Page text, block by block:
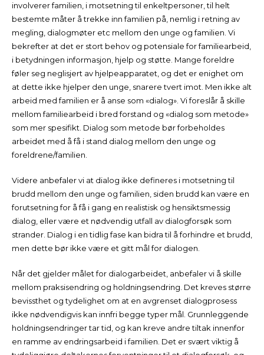
involverer familien, i motsetning til enkeltpersoner, til helt
bestemte måter å trekke inn familien på, nemlig i retning av
megling, dialogmøter etc mellom den unge og familien. Vi
bekrefter at det er stort behov og potensiale for familiearbeid,
i betydningen informasjon, hjelp og støtte. Mange foreldre
føler seg neglisjert av hjelpeapparatet, og det er enighet om
at dette ikke hjelper den unge, snarere tvert imot. Men ikke alt
arbeid med familien er å anse som «dialog». Vi foreslår å skille
mellom familiearbeid i bred forstand og «dialog som metode»
som mer spesifikt. Dialog som metode bør forbeholdes
arbeidet med å få i stand dialog mellom den unge og
foreldrene/familien.
Videre anbefaler vi at dialog ikke defineres i motsetning til
brudd mellom den unge og familien, siden brudd kan være en
forutsetning for å få i gang en realistisk og hensiktsmessig
dialog, eller være et nødvendig utfall av dialogforsøk som
strander. Dialog i en tidlig fase kan bidra til å forhindre et brudd,
men dette bør ikke være et gitt mål for dialogen.
Når det gjelder målet for dialogarbeidet, anbefaler vi å skille
mellom praksisendring og holdningsendring. Det kreves større
bevissthet og tydelighet om at en avgrenset dialogprosess
ikke nødvendigvis kan innfri begge typer mål. Grunnleggende
holdningsendringer tar tid, og kan kreve andre tiltak innenfor
en ramme av endringsarbeid i familien. Det er svært viktig å